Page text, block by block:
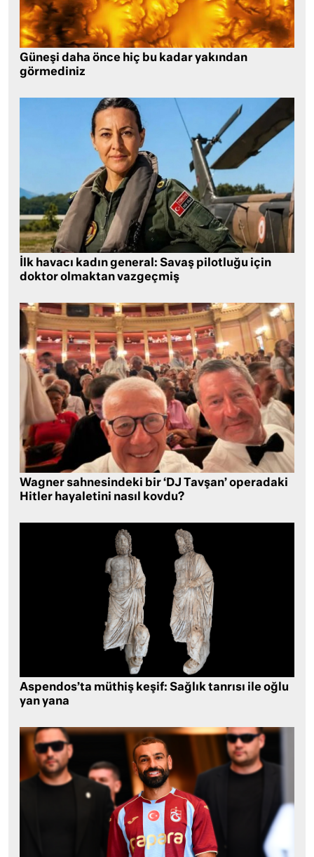
Güneşi daha önce hiç bu kadar yakından
görmediniz
İlk havacı kadın general: Savaş pilotluğu için
doktor olmaktan vazgeçmiş
Wagner sahnesindeki bir ‘DJ Tavşan’ operadaki
Hitler hayaletini nasıl kovdu?
Aspendos’ta müthiş keşif: Sağlık tanrısı ile oğlu
yan yana